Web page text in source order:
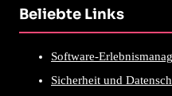
Beliebte Links
Software-
Sicherheit und